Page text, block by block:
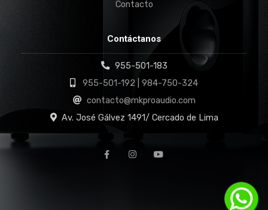
Contacto
Contáctanos
955-501-183
955-501-192 | 984-750-324
contacto@mkproaudio.com
Av. José Gálvez 1491/ Cercado de Lima